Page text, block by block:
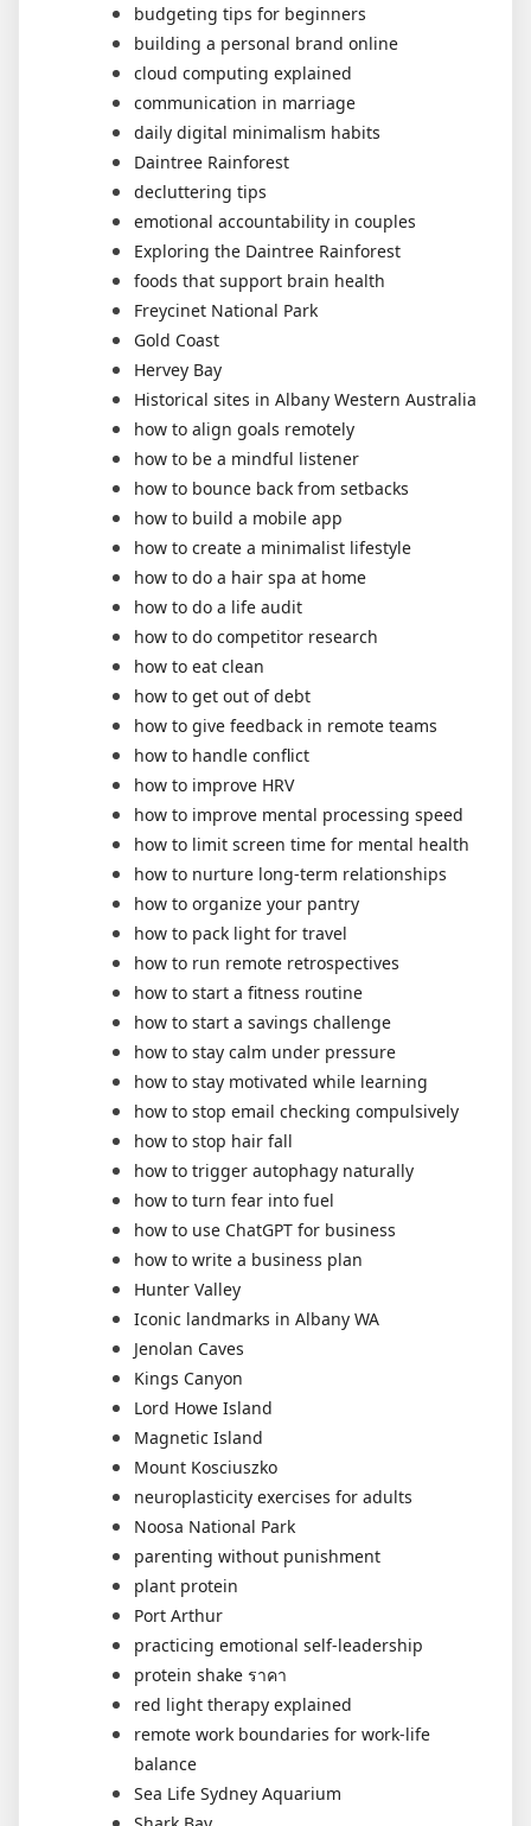
budgeting tips for beginners
building a personal brand online
cloud computing explained
communication in marriage
daily digital minimalism habits
Daintree Rainforest
decluttering tips
emotional accountability in couples
Exploring the Daintree Rainforest
foods that support brain health
Freycinet National Park
Gold Coast
Hervey Bay
Historical sites in Albany Western Australia
how to align goals remotely
how to be a mindful listener
how to bounce back from setbacks
how to build a mobile app
how to create a minimalist lifestyle
how to do a hair spa at home
how to do a life audit
how to do competitor research
how to eat clean
how to get out of debt
how to give feedback in remote teams
how to handle conflict
how to improve HRV
how to improve mental processing speed
how to limit screen time for mental health
how to nurture long-term relationships
how to organize your pantry
how to pack light for travel
how to run remote retrospectives
how to start a fitness routine
how to start a savings challenge
how to stay calm under pressure
how to stay motivated while learning
how to stop email checking compulsively
how to stop hair fall
how to trigger autophagy naturally
how to turn fear into fuel
how to use ChatGPT for business
how to write a business plan
Hunter Valley
Iconic landmarks in Albany WA
Jenolan Caves
Kings Canyon
Lord Howe Island
Magnetic Island
Mount Kosciuszko
neuroplasticity exercises for adults
Noosa National Park
parenting without punishment
plant protein
Port Arthur
practicing emotional self-leadership
protein shake ราคา
red light therapy explained
remote work boundaries for work-life
balance
Sea Life Sydney Aquarium